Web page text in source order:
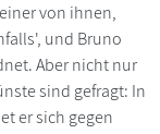
von ihnen,
und Bruno
Aber nicht nur
sind gefragt: In
er sich gegen